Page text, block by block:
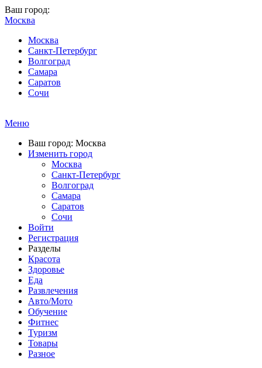
Ваш город:
Москва
Москва
Санкт-Петербург
Волгоград
Самара
Саратов
Сочи
Меню
Ваш город: Москва
Изменить город
Москва
Санкт-Петербург
Волгоград
Самара
Саратов
Сочи
Войти
Регистрация
Разделы
Красота
Здоровье
Еда
Развлечения
Авто/Мото
Обучение
Фитнес
Туризм
Товары
Разное